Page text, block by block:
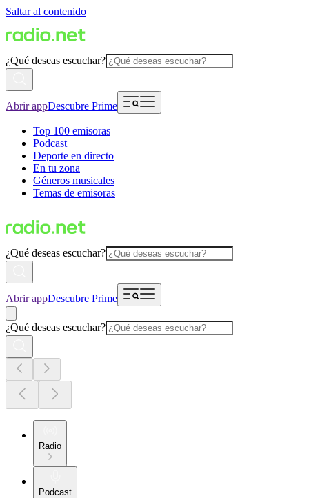
Saltar al contenido
¿Qué deseas escuchar?
Abrir appDescubre Prime
Top 100 emisoras
Podcast
Deporte en directo
En tu zona
Géneros musicales
Temas de emisoras
¿Qué deseas escuchar?
Abrir appDescubre Prime
¿Qué deseas escuchar?
Radio
Podcast